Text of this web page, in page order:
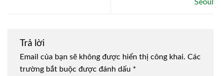
Seoul
Trả lời
Email của bạn sẽ không được hiển thị công khai. Các
trường bắt buộc được đánh dấu *